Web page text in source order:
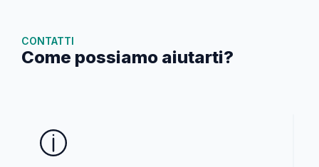
CONTATTI
Come possiamo aiutarti?